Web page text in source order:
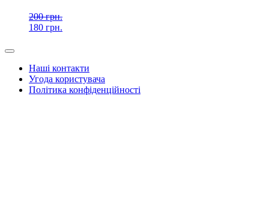
200грн.
180 грн.
Наші контакти
Угода користувача
Політика конфіденційності